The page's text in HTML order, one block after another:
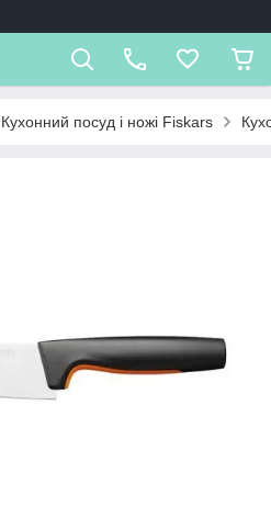
Кухонний посуд і ножі Fiskars